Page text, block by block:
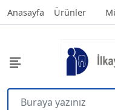
Anasayfa Ürünler